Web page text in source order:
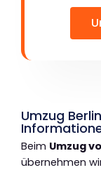
Umzug
Beim Umzug
übernehmen